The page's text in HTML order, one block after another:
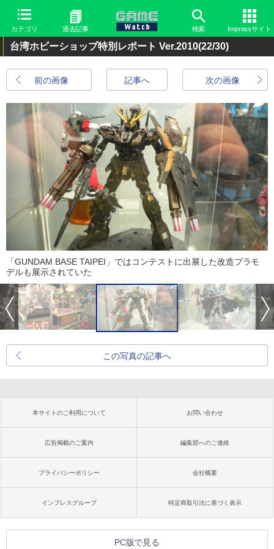
カテゴリ 過去記事 検索 Impressサイト
台湾ホビーショップ特別レポート Ver.2010(22/30)
前の画像 次の画像
記事へ
「GUNDAM BASE TAIPEI」ではコンテストに出展した改造プラモ
デルも展示されていた
この写真の記事へ
本サイトのご利用について お問い合わせ
広告掲載のご案内 編集部へのご連絡
プライバシーポリシー 会社概要
インプレスグループ 特定商取引法に基づく表示
PC版で見る